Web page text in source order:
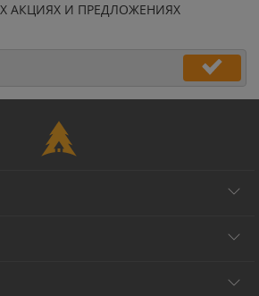
АКЦИЯХ И ПРЕДЛОЖЕНИЯХ